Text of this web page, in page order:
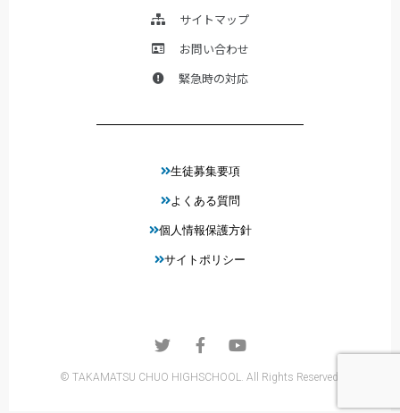
サイトマップ
お問い合わせ
緊急時の対応
生徒募集要項
よくある質問
個人情報保護方針
サイトポリシー
© TAKAMATSU CHUO HIGHSCHOOL. All Rights Reserved.